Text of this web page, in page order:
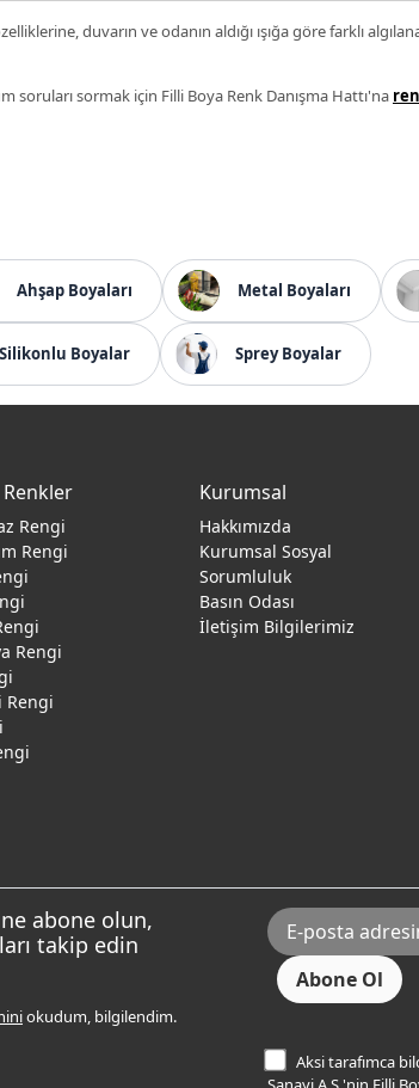
duvarın ve odanın aldığı ışığa göre farklı
soruları sormak için Filli Boya Renk Danışma Hattı'na
Ahşap Boyaları Metal Boyaları
Silikonlu Boyalar Sprey Boyalar
Rengi
Rengi
Rengi
Rengi
Kurumsal
Hakkımızda
Kurumsal Sosyal
Sorumluluk
Basın Odası
İletişim Bilgilerimiz
abone olun,
takip edin
okudum, bilgilendim.
Aksi tarafımca